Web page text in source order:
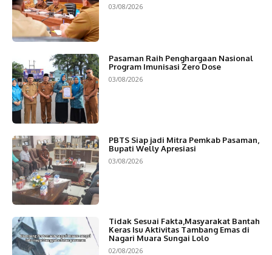
03/08/2026
Pasaman Raih Penghargaan Nasional
Program Imunisasi Zero Dose
03/08/2026
PBTS Siap jadi Mitra Pemkab Pasaman,
Bupati Welly Apresiasi
03/08/2026
Tidak Sesuai Fakta,Masyarakat Bantah
Keras Isu Aktivitas Tambang Emas di
Nagari Muara Sungai Lolo
02/08/2026